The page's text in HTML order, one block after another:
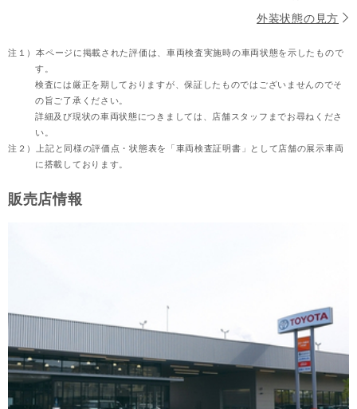
外装状態の見方
注１）本ページに掲載された評価は、車両検査実施時の車両状態を示したもので
す。
検査には厳正を期しておりますが、保証したものではございませんのでそ
の旨ご了承ください。
詳細及び現状の車両状態につきましては、店舗スタッフまでお尋ねくださ
い。
注２）
上記と同様の評価点・状態表を「車両検査証明書」として店舗の展示車両
に搭載しております。
販売店情報